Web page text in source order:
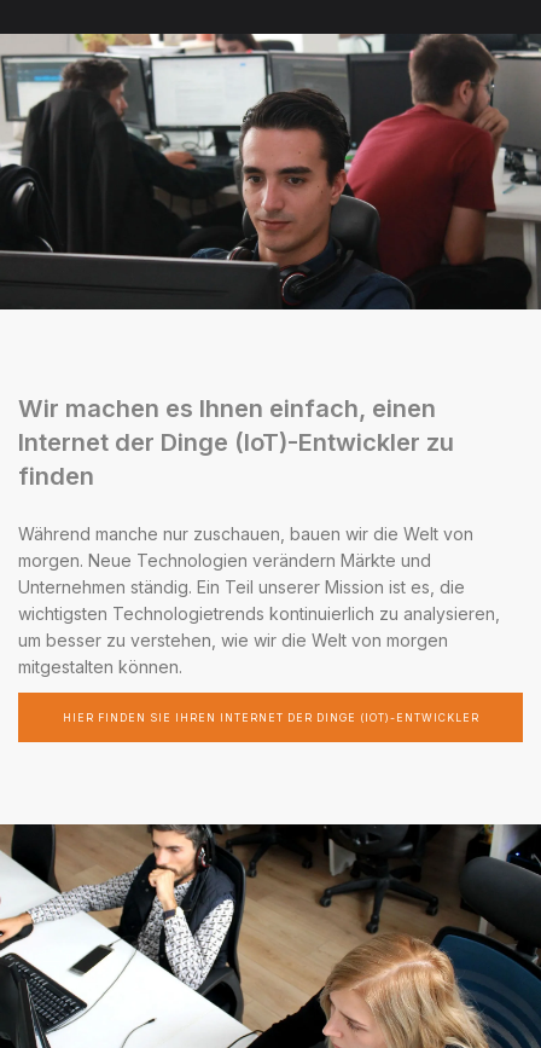
Wir machen es Ihnen einfach, einen
Internet der Dinge (IoT)-Entwickler zu
finden
Während manche nur zuschauen, bauen wir die Welt von
morgen. Neue Technologien verändern Märkte und
Unternehmen ständig. Ein Teil unserer Mission ist es, die
wichtigsten Technologietrends kontinuierlich zu analysieren,
um besser zu verstehen, wie wir die Welt von morgen
mitgestalten können.
HIER FINDEN SIE IHREN INTERNET DER DINGE (IOT)-ENTWICKLER